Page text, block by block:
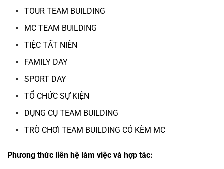
TOUR TEAM BUILDING
MC TEAM BUILDING
TIỆC TẤT NIÊN
FAMILY DAY
SPORT DAY
TỔ CHỨC SỰ KIỆN
DỤNG CỤ TEAM BUILDING
TRÒ CHƠI TEAM BUILDING CÓ KÈM MC
Phương thức liên hệ làm việc và hợp tác: